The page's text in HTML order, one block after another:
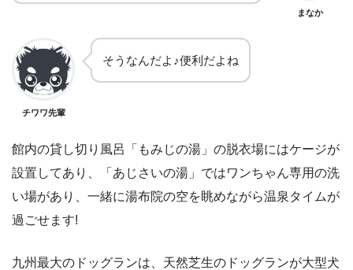
まなか
チワワ先輩
そうなんだよ♪便利だよね
館内の貸し切り風呂「もみじの湯」の脱衣場にはケージが
設置してあり、「あじさいの湯」ではワンちゃん専用の洗
い場があり、一緒に湯布院の空を眺めながら温泉タイムが
過ごせます!
九州最大のドッグランは、天然芝生のドッグランが大型犬